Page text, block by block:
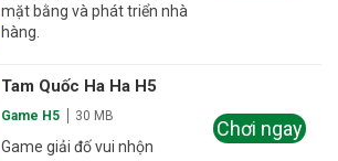
mặt bằng và phát triển nhà
hàng.
Tam Quốc Ha Ha H5
Game H5 30 MB
Game giải đố vui nhộn
Chơi ngay